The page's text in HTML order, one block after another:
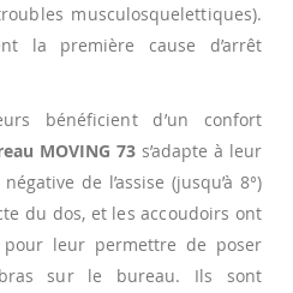
musculosquelettiques).
la première cause d’arrêt
bénéficient d’un confort
MOVING 73s’adapte à leur
de l’assise (jusqu’à 8°)
du dos, et les accoudoirs ont
pour leur permettre de poser
bras sur le bureau. Ils sont